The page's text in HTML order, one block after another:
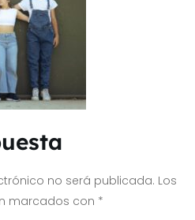
no será publicada. Los
marcados con *